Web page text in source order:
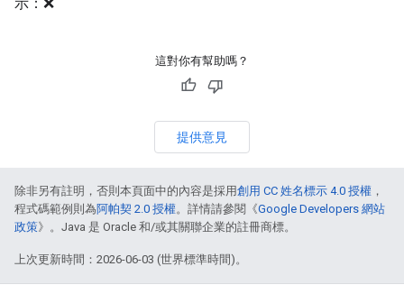
這對你有幫助嗎？
提供意見
除非另有註明，否則本頁面中的內容是採用創用 CC 姓名標示 4.0 授權 ，
程式碼範例則為阿帕契 2.0 授權。詳情請參閱《Google Developers 網站
政策》。Java 是 Oracle 和/或其關聯企業的註冊商標。
上次更新時間：2026-06-03 (世界標準時間)。